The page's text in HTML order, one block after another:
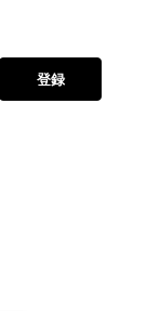
登録